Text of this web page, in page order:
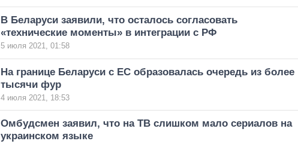
В Беларуси заявили, что осталось согласовать
«технические моменты» в интеграции с РФ
5 июля 2021, 01:58
На границе Беларуси с ЕС образовалась очередь из более
тысячи фур
4 июля 2021, 18:53
Омбудсмен заявил, что на ТВ слишком мало сериалов на
украинском языке